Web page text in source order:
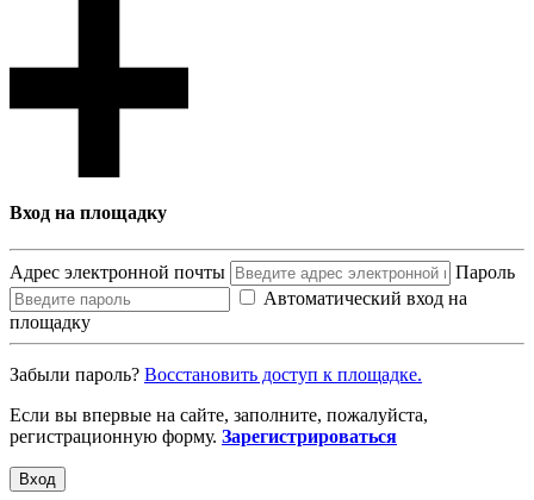
Вход на площадку
Адрес электронной почты
Пароль
Автоматический вход на
площадку
Забыли пароль? Восcтановить доступ к площадке.
Если вы впервые на сайте, заполните, пожалуйста,
регистрационную форму. Зарегистрироваться
Вход